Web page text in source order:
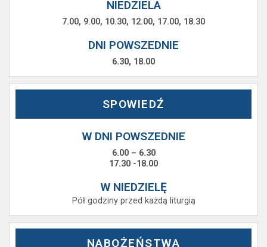
NIEDZIELA
7.00, 9.00, 10.30, 12.00, 17.00, 18.30
DNI POWSZEDNIE
6.30, 18.00
SPOWIEDŹ
W DNI POWSZEDNIE
6.00 – 6.30
17.30 -18.00
W NIEDZIELĘ
Pół godziny przed każdą liturgią
NABOŻEŃSTWA